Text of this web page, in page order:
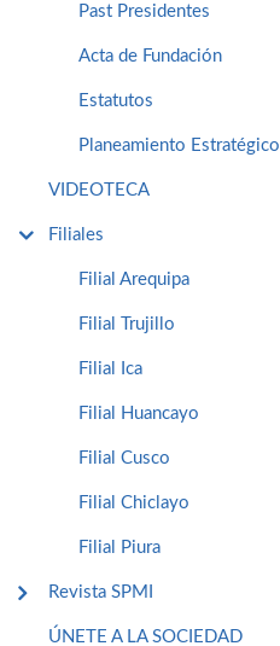
Past Presidentes
Acta de Fundación
Estatutos
Planeamiento Estratégico
VIDEOTECA
Filiales
Filial Arequipa
Filial Trujillo
Filial Ica
Filial Huancayo
Filial Cusco
Filial Chiclayo
Filial Piura
Revista SPMI
ÚNETE A LA SOCIEDAD